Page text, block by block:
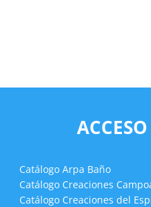
Catálogo Arpa Baño
Catálogo Creaciones
Catálogo Creaciones del